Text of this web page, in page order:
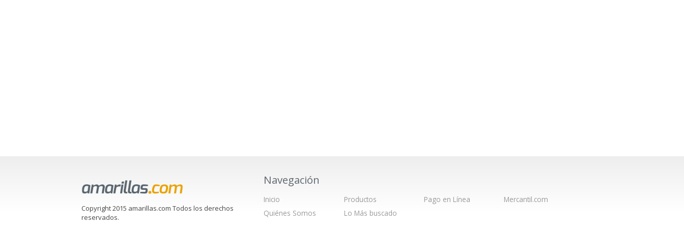
Copyright 2015 amarillas.com Todos los derechos
reservados.
Navegación
Inicio
Quiénes Somos
Productos
Lo Más buscado
Pago en Línea Mercantil.com